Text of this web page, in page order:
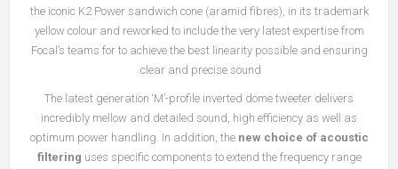
the iconic K2 Power sandwich cone (aramid fibres), in its trademark
yellow colour and reworked to include the very latest expertise from
Focal’s teams for to achieve the best linearity possible and ensuring
clear and precise sound.
The latest generation ‘M’-profile inverted dome tweeter delivers
incredibly mellow and detailed sound, high efficiency as well as
optimum power handling. In addition, the new choice of acoustic
filtering uses specific components to extend the frequency range